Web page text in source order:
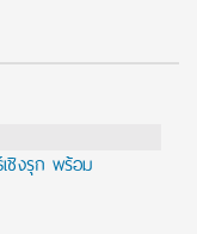
ชิงรุก พร้อม